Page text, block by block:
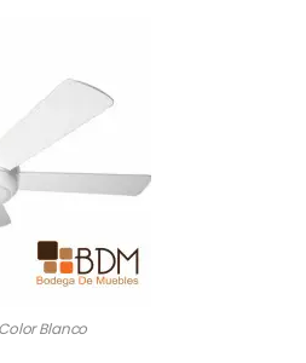
Blanco